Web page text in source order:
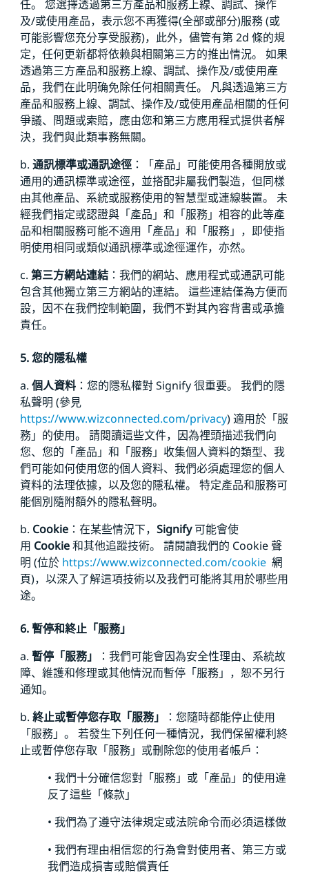
任。 您選擇透過第三方產品和服務上線、調試、操作
及/或使用產品，表示您不再獲得(全部或部分)服務 (或
可能影響您充分享受服務)，此外，儘管有第 2d 條的規
定，任何更新都将依赖與相關第三方的推出情況。 如果
透過第三方產品和服務上線、調試、操作及/或使用產
品，我們在此明确免除任何相關責任。 凡與透過第三方
產品和服務上線、調試、操作及/或使用產品相關的任何
爭議、問題或索賠，應由您和第三方應用程式提供者解
決，我們與此類事務無關。
b. 通訊標準或通訊途徑：「產品」可能使用各種開放或
通用的通訊標準或途徑，並搭配非屬我們製造，但同樣
由其他產品、系統或服務使用的智慧型或連線裝置。 未
經我們指定或認證與「產品」和「服務」相容的此等產
品和相關服務可能不適用「產品」和「服務」，即使指
明使用相同或類似通訊標準或途徑運作，亦然。
c. 第三方網站連結：我們的網站、應用程式或通訊可能
包含其他獨立第三方網站的連結。 這些連結僅為方便而
設，因不在我們控制範圍，我們不對其內容背書或承擔
責任。
5. 您的隱私權
a. 個人資料：您的隱私權對 Signify 很重要。 我們的隱
私聲明 (參見
https://www.wizconnected.com/privacy) 適用於「服
務」的使用。 請閱讀這些文件，因為裡頭描述我們向
您、您的「產品」和「服務」收集個人資料的類型、我
們可能如何使用您的個人資料、我們必須處理您的個人
資料的法理依據，以及您的隱私權。 特定產品和服務可
能個別隨附額外的隱私聲明。
b. Cookie：在某些情況下， Signify可能會使
用 Cookie和其他追蹤技術。 請閱讀我們的 Cookie 聲
明 (位於 https://www.wizconnected.com/cookie網
頁)，以深入了解這項技術以及我們可能將其用於哪些用
途。
6. 暫停和終止「服務」
a. 暫停「服務」
：我們可能會因為安全性理由、系統故
障、維護和修理或其他情況而暫停「服務」，恕不另行
通知。
b. 終止或暫停您存取「服務」
：您隨時都能停止使用
「服務」。 若發生下列任何一種情況，我們保留權利終
止或暫停您存取「服務」或刪除您的使用者帳戶：
• 我們十分確信您對「服務」或「產品」的使用違
反了這些「條款」
• 我們為了遵守法律規定或法院命令而必須這樣做
• 我們有理由相信您的行為會對使用者、第三方或
我們造成損害或賠償責任